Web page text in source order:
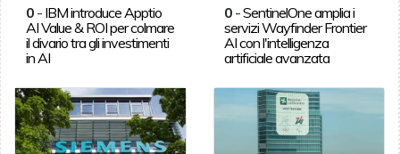
0- IBM introduce Apptio
AI Value & ROI per colmare
il divario tra gli investimenti
in AI
0 -SentinelOne amplia i
servizi Wayfinder Frontier
AI con l'intelligenza
artificiale avanzata